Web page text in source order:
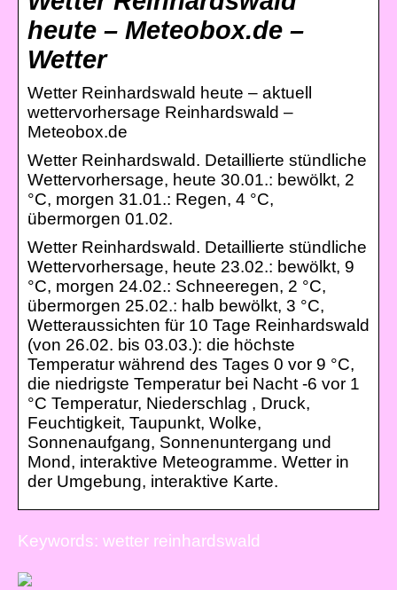
heute – Meteobox.de –
Wetter
Wetter Reinhardswald heute – aktuell
wettervorhersage Reinhardswald –
Meteobox.de
Wetter Reinhardswald. Detaillierte stündliche
Wettervorhersage, heute 30.01.: bewölkt, 2
°C, morgen 31.01.: Regen, 4 °C,
übermorgen 01.02.
Wetter Reinhardswald. Detaillierte stündliche
Wettervorhersage, heute 23.02.: bewölkt, 9
°C, morgen 24.02.: Schneeregen, 2 °C,
übermorgen 25.02.: halb bewölkt, 3 °C,
Wetteraussichten für 10 Tage Reinhardswald
(von 26.02. bis 03.03.): die höchste
Temperatur während des Tages 0 vor 9 °C,
die niedrigste Temperatur bei Nacht -6 vor 1
°C Temperatur, Niederschlag , Druck,
Feuchtigkeit, Taupunkt, Wolke,
Sonnenaufgang, Sonnenuntergang und
Mond, interaktive Meteogramme. Wetter in
der Umgebung, interaktive Karte.
Keywords: wetter reinhardswald